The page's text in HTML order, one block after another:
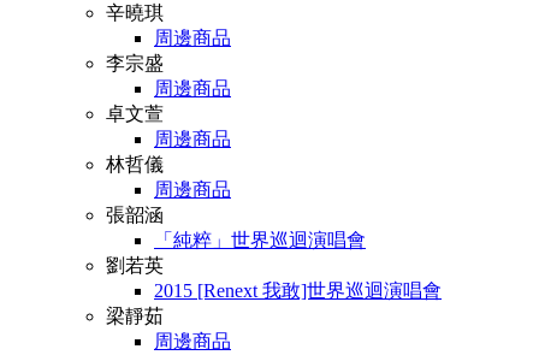
辛曉琪
周邊商品
李宗盛
周邊商品
卓文萱
周邊商品
林哲儀
周邊商品
張韶涵
「純粹」世界巡迴演唱會
劉若英
2015 [Renext 我敢]世界巡迴演唱會
梁靜茹
周邊商品